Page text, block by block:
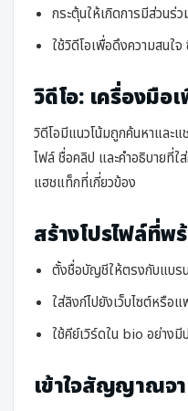
กระตุ้นให้เกิดการมีส่วนร่
ใช้วิดีโอเพื่อดึงความสนใ
วิดีโอ: เครื่องมือ
วิดีโอมีแนวโน้มถูกค้นหาและแ
ไฟล์ ชื่อคลิป และคำอธิบายที่ใ
แฮชแท็กที่เกี่ยวข้อง
สร้างโปรไฟล์ที่
ตั้งชื่อบัญชีให้ตรงกับแบร
ใส่ลิงก์ไปยังเว็บไซต์หรือ
ใช้คีย์เวิร์ดใน bio อย่างมี
เข้าใจสัญญาณจ